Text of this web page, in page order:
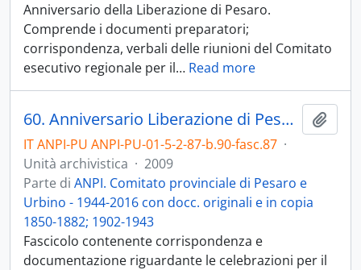
Anniversario della Liberazione di Pesaro.
Comprende i documenti preparatori;
corrispondenza, verbali delle riunioni del Comitato
esecutivo regionale per il… Read more
60. Anniversario Liberazione di Pesaro - 2009
IT ANPI-PU ANPI-PU-01-5-2-87-b.90-fasc.87 ·
Unità archivistica · 2009
Parte di ANPI. Comitato provinciale di Pesaro e
Urbino - 1944-2016 con docc. originali e in copia
1850-1882; 1902-1943
Fascicolo contenente corrispondenza e
documentazione riguardante le celebrazioni per il